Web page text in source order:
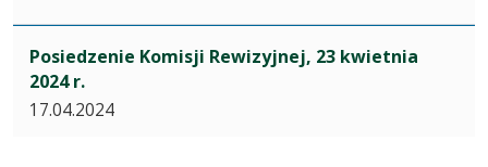
Posiedzenie Komisji Rewizyjnej, 23 kwietnia
2024 r.
17.04.2024